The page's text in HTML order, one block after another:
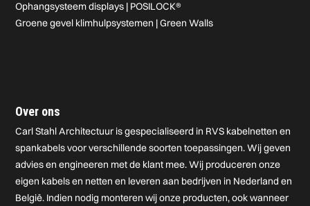
Ophangsysteem displays | POSILOCK®
Groene gevel klimhulpsystemen | Green Walls
Over ons
Carl Stahl Architectuur is gespecialiseerd in RVS kabelnetten en
spankabels voor verschillende soorten toepassingen. Wij geven
advies en engineeren met de klant mee. Wij produceren onze
eigen kabels en netten en leveren aan bedrijven in Nederland en
België. Indien nodig monteren wij onze producten, ook wanneer